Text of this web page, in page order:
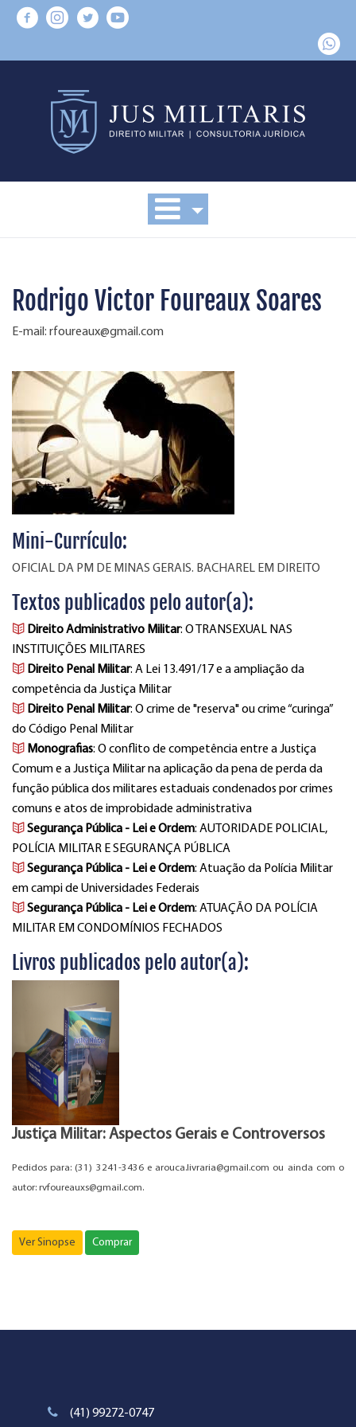
Rodrigo Victor Foureaux Soares
E-mail: rfoureaux@gmail.com
Mini-Currículo:
OFICIAL DA PM DE MINAS GERAIS. BACHAREL EM DIREITO
Textos publicados pelo autor(a):
Direito Administrativo Militar: O TRANSEXUAL NAS
INSTITUIÇÕES MILITARES
Direito Penal Militar: A Lei 13.491/17 e a ampliação da
competência da Justiça Militar
Direito Penal Militar: O crime de "reserva" ou crime “curinga”
do Código Penal Militar
Monografias: O conflito de competência entre a Justiça
Comum e a Justiça Militar na aplicação da pena de perda da
função pública dos militares estaduais condenados por crimes
comuns e atos de improbidade administrativa
Segurança Pública - Lei e Ordem: AUTORIDADE POLICIAL,
POLÍCIA MILITAR E SEGURANÇA PÚBLICA
Segurança Pública - Lei e Ordem: Atuação da Polícia Militar
em campi de Universidades Federais
Segurança Pública - Lei e Ordem: ATUAÇÃO DA POLÍCIA
MILITAR EM CONDOMÍNIOS FECHADOS
Livros publicados pelo autor(a):
Justiça Militar: Aspectos Gerais e Controversos
Pedidos para: (31) 3241-3436 e arouca.livraria@gmail.com ou ainda com o
autor: rvfoureauxs@gmail.com.
Ver Sinopse Comprar
(41) 99272-0747